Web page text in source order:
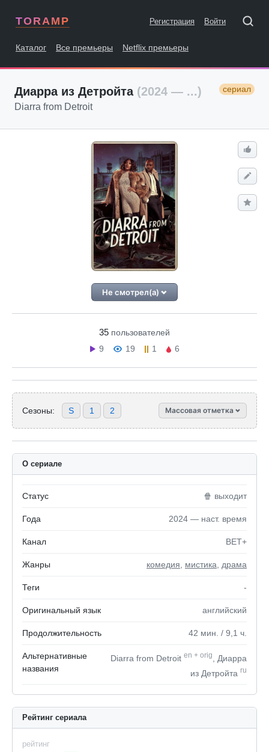
TORAMP Регистрация Войти
Каталог Все премьеры Netflix премьеры
Диарра из Детройта (2024 — ...) сериал
Diarra from Detroit
Не смотрел(а)
35 пользователей
9
19 1 6
Сезоны: S 1 2 Массовая отметка
О сериале
Статус 🍿 выходит
Года 2024 — наст. время
Канал BET+
Жанры комедия мистика драма
Теги -
Оригинальный язык английский
Продолжительность 42 мин. / 9,1 ч.
Альтернативные
названия
Diarra from Detroit en + orig
, Диарра
из Детройта ru
Рейтинг сериала
рейтинг